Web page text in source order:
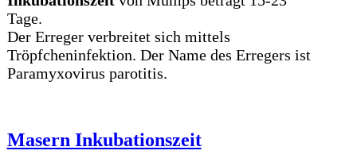
Tage.
Der Erreger verbreitet sich mittels
Tröpfcheninfektion. Der Name des Erregers ist
Paramyxovirus parotitis.
Masern Inkubationszeit